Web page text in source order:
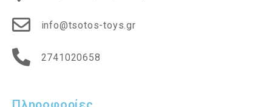
info@tsotos-toys.gr
2741020658